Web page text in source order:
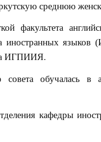
среднюю
факультета
иностранных
ИГПИИЯ.
обучалась в
кафедры